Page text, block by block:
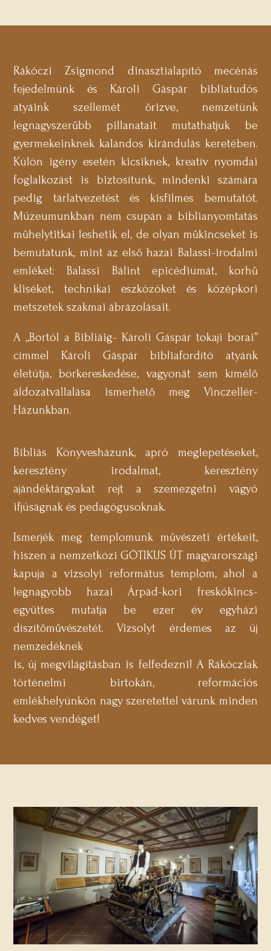
Rákóczi Zsigmond dinasztialapító mecénás
fejedelmünk és Károli Gáspár bibliatudós
atyáink szellemét őrizve, nemzetünk
legnagyszerűbb pillanatait mutathatjuk be
gyermekeinknek kalandos kirándulás keretében.
Külön igény esetén kicsiknek, kreatív nyomdai
foglalkozást is biztosítunk, mindenki számára
pedig tárlatvezetést és kisfilmes bemutatót.
Múzeumunkban nem csupán a biblianyomtatás
műhelytitkai leshetik el, de olyan műkincseket is
bemutatunk, mint az első hazai Balassi-irodalmi
emléket: Balassi Bálint epicédiumát, korhű
kliséket, technikai eszközöket és középkori
metszetek szakmai ábrázolásait.
A „Bortól a Bibliáig- Károli Gáspár tokaji borai”
címmel Károli Gáspár bibliafordító atyánk
életútja, borkereskedése, vagyonát sem kímélő
áldozatvállalása ismerhető meg Vinczellér-
Házunkban.
Bibliás Könyvesházunk, apró meglepetéseket,
keresztény irodalmat, keresztény
ajándéktárgyakat rejt a szemezgetni vágyó
ifjúságnak és pedagógusoknak.
Ismerjék meg templomunk művészeti értékeit,
hiszen a nemzetközi GÓTIKUS ÚT magyarországi
kapuja a vizsolyi református templom, ahol a
legnagyobb hazai Árpád-kori freskókincs-
együttes mutatja be ezer év egyházi
díszítőművészetét. Vizsolyt érdemes az új
nemzedéknek
is, új megvilágításban is felfedezni! A Rákócziak
történelmi birtokán, reformációs
emlékhelyünkön nagy szeretettel várunk minden
kedves vendéget!